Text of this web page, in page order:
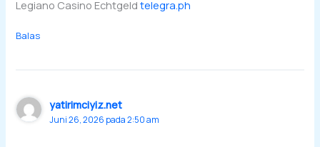
Legiano Casino Echtgeldtelegra.ph
Balas
yatirimciyiz.net
Juni 26, 2026 pada 2:50 am